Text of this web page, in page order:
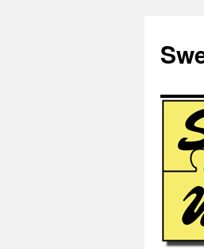
innehåll